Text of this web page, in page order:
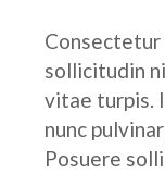
sollicitudin
vitae turpis.
nunc
Posuere